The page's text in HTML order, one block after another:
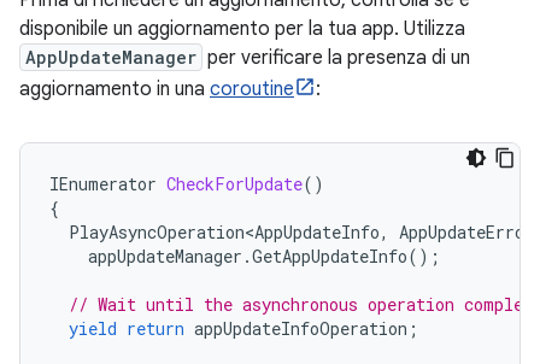
disponibile un aggiornamento per la tua app. Utilizza
AppUpdateManager per verificare la presenza di un
aggiornamento in una coroutine :
IEnumerator CheckForUpdate()
{
PlayAsyncOperation<AppUpdateInfo,
appUpdateManager .GetAppUpdateInfo();
// Wait until the asynchronous operation
yield return appUpdateInfoOperation ;